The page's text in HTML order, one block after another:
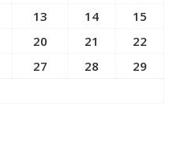
13 14
15
20 21
22
27 28
29